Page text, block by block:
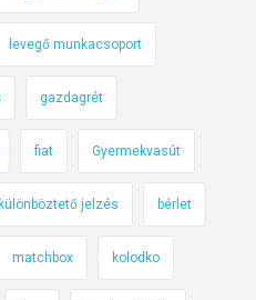
levegő munkacsoport
gazdagrét
fiat Gyermekvasút
jelzés bérlet
matchbox kolodko